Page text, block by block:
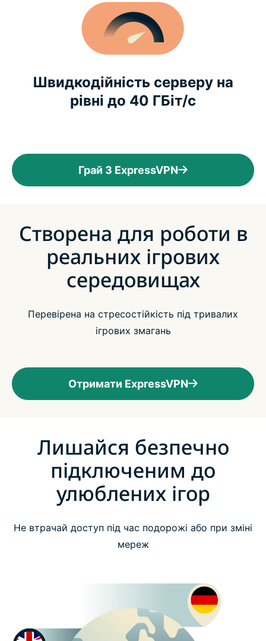
Швидкодійність серверу на
рівні до 40 ГБіт/с
Грай З ExpressVPN
Створена для роботи в
реальних ігрових
середовищах
Перевірена на стресостійкість під тривалих
ігрових змагань
Отримати ExpressVPN
Лишайся безпечно
підключеним до
улюблених ігор
Не втрачай доступ під час подорожі або при зміні
мереж